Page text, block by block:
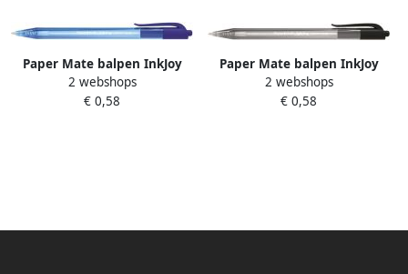
Paper Mate balpen InkJoy
100 RT blauw
2 webshops
€ 0,58
Paper Mate balpen InkJoy
100 RT zwart doos 80 + 20
gratis
2 webshops
€ 0,58